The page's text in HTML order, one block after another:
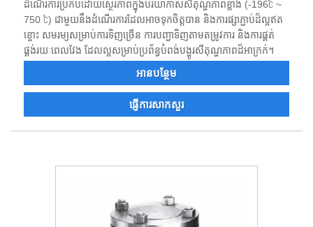
ដំណើរការប្រកបដោយស្ថេរភាពក្នុងបរិយាកាសសីតុណ្ហភាពខ្លាំង (-196℃ ~
750 ℃) ជាមួយនឹងដំណើរការដែលអាចទុកចិត្តបាន និងការផ្សាភ្ជាប់ដ៏ល្អឥត
ខ្ចោះ សមរម្យសម្រាប់ការទិញច្រើន ការបញ្ជាទិញតាមតម្រូវការ និងការផ្គត់
ផ្គង់រយៈពេលវែង ដែលល្អសម្រាប់ប្រព័ន្ធបំពង់បង្ហូរសីតុណ្ហភាពដ៏អាក្រក់។
អាន​បន្ថែម
ផ្ញើការសាកសួរ